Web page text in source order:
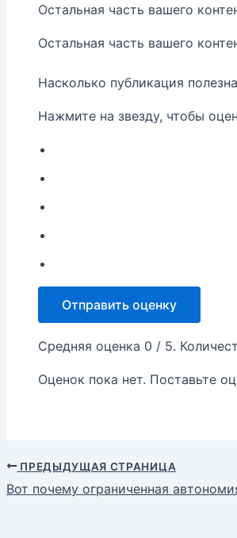
Остальная часть вашего
Остальная часть вашего
Насколько публикация
Нажмите на звезду, чтобы
Отправить оценку
Средняя оценка 0 / 5.
Оценок пока нет. Поставьте
ПРЕДЫДУЩАЯ СТРАНИЦА
Вот почему ограниченная